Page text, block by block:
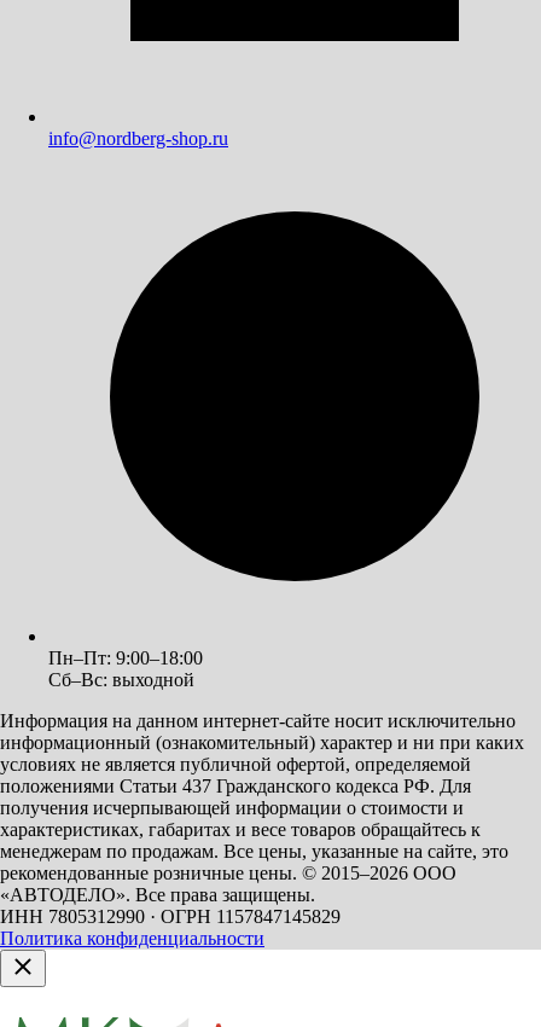
info@nordberg-shop.ru
Пн–Пт: 9:00–18:00
Сб–Вс: выходной
Информация на данном интернет-сайте носит исключительно
информационный (ознакомительный) характер и ни при каких
условиях не является публичной офертой, определяемой
положениями Статьи 437 Гражданского кодекса РФ. Для
получения исчерпывающей информации о стоимости и
характеристиках, габаритах и весе товаров обращайтесь к
менеджерам по продажам. Все цены, указанные на сайте, это
рекомендованные розничные цены. © 2015–2026 ООО
«АВТОДЕЛО». Все права защищены.
ИНН 7805312990 · ОГРН 1157847145829
Политика конфиденциальности